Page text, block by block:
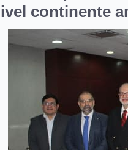
continente